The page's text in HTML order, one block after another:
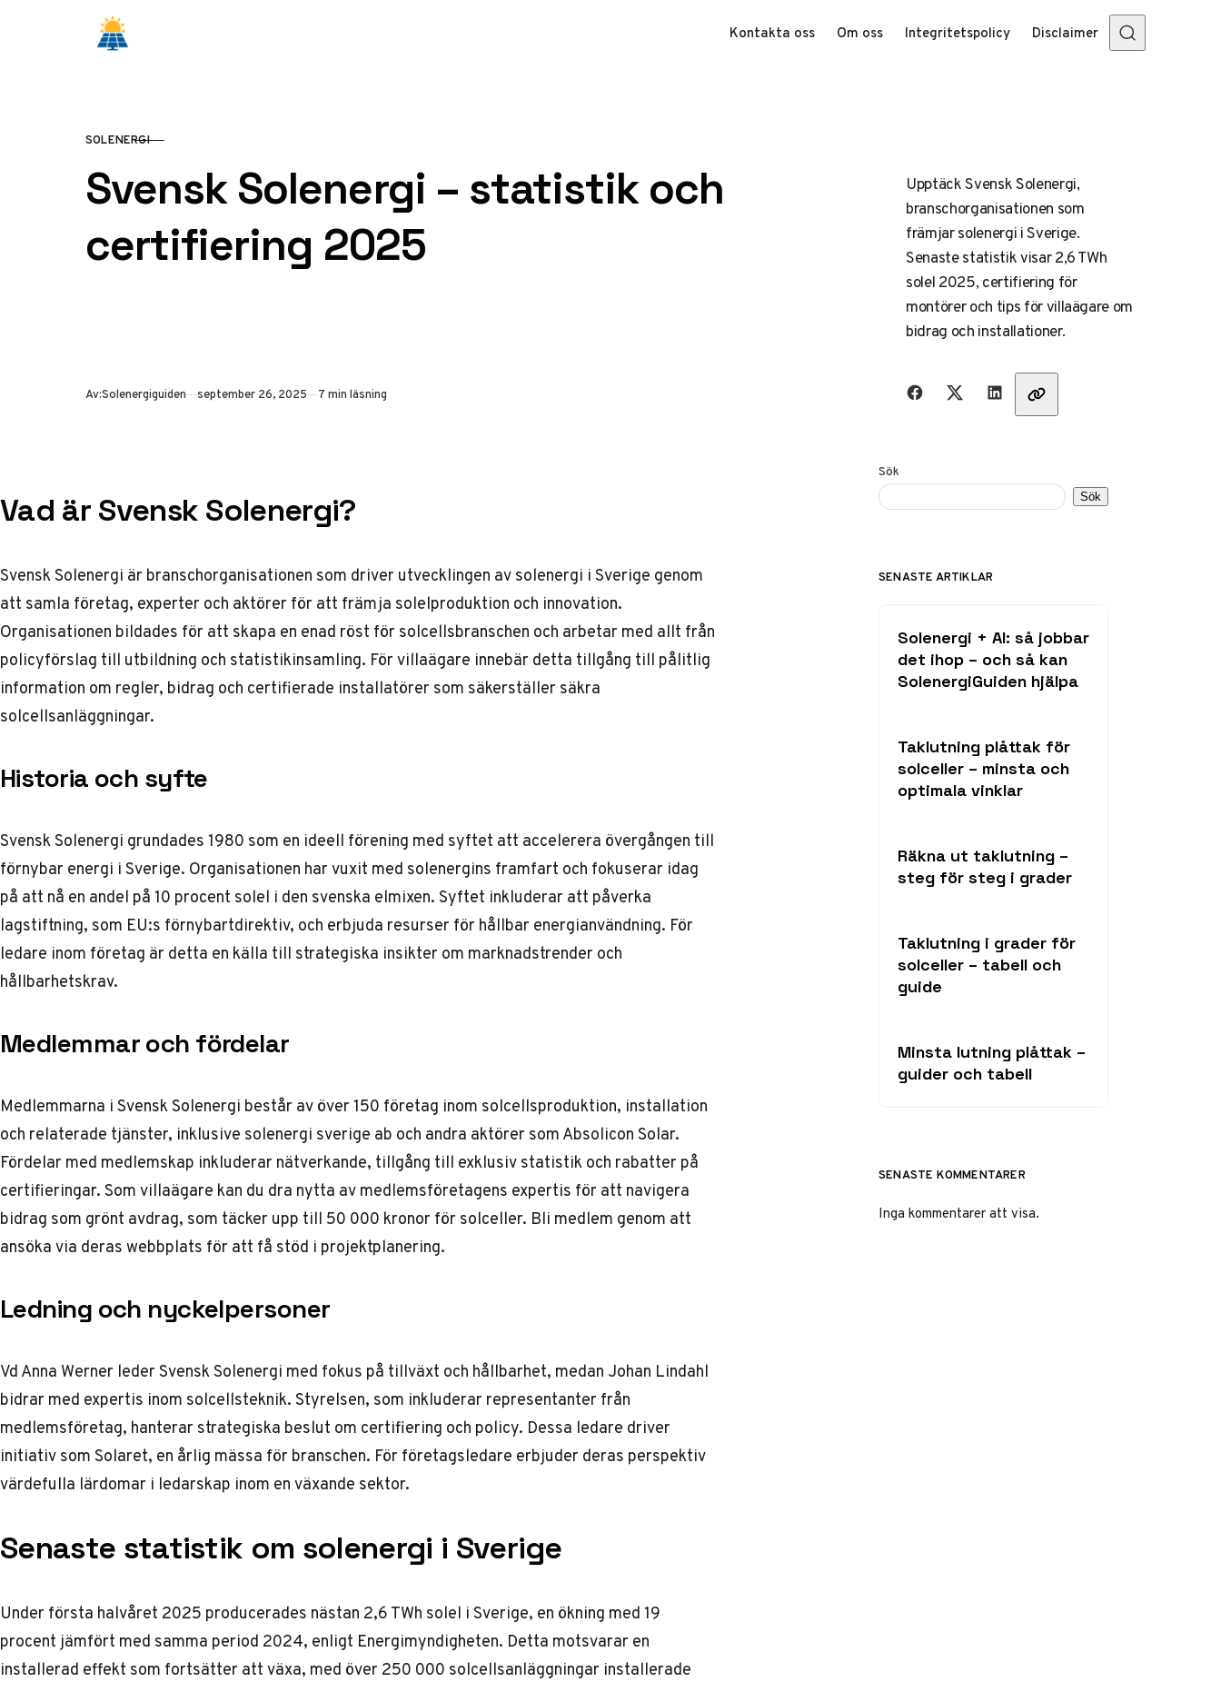
Hoppa till innehåll
Kontakta oss Om oss Integritetspolicy Disclaimer
KATEGORI
SOLENERGI
Svensk Solenergi – statistik och
certifiering 2025
Upptäck Svensk Solenergi,
branschorganisationen som
främjar solenergi i Sverige.
Senaste statistik visar 2,6 TWh
solel 2025, certifiering för
montörer och tips för villaägare om
bidrag och installationer.
Av:Solenergiguiden Publicerad
september 26, 2025 7 min läsning Dela med vänner
Vad är Svensk Solenergi?
Svensk Solenergi är branschorganisationen som driver utvecklingen av solenergi i Sverige genom
att samla företag, experter och aktörer för att främja solelproduktion och innovation.
Organisationen bildades för att skapa en enad röst för solcellsbranschen och arbetar med allt från
policyförslag till utbildning och statistikinsamling. För villaägare innebär detta tillgång till pålitlig
information om regler, bidrag och certifierade installatörer som säkerställer säkra
solcellsanläggningar.
Historia och syfte
Svensk Solenergi grundades 1980 som en ideell förening med syftet att accelerera övergången till
förnybar energi i Sverige. Organisationen har vuxit med solenergins framfart och fokuserar idag
på att nå en andel på 10 procent solel i den svenska elmixen. Syftet inkluderar att påverka
lagstiftning, som EU:s förnybartdirektiv, och erbjuda resurser för hållbar energianvändning. För
ledare inom företag är detta en källa till strategiska insikter om marknadstrender och
hållbarhetskrav.
Medlemmar och fördelar
Medlemmarna i Svensk Solenergi består av över 150 företag inom solcellsproduktion, installation
och relaterade tjänster, inklusive solenergi sverige ab och andra aktörer som Absolicon Solar.
Fördelar med medlemskap inkluderar nätverkande, tillgång till exklusiv statistik och rabatter på
certifieringar. Som villaägare kan du dra nytta av medlemsföretagens expertis för att navigera
bidrag som grönt avdrag, som täcker upp till 50 000 kronor för solceller. Bli medlem genom att
ansöka via deras webbplats för att få stöd i projektplanering.
Ledning och nyckelpersoner
Vd Anna Werner leder Svensk Solenergi med fokus på tillväxt och hållbarhet, medan Johan Lindahl
bidrar med expertis inom solcellsteknik. Styrelsen, som inkluderar representanter från
medlemsföretag, hanterar strategiska beslut om certifiering och policy. Dessa ledare driver
initiativ som Solaret, en årlig mässa för branschen. För företagsledare erbjuder deras perspektiv
värdefulla lärdomar i ledarskap inom en växande sektor.
Senaste statistik om solenergi i Sverige
Under första halvåret 2025 producerades nästan 2,6 TWh solel i Sverige, en ökning med 19
procent jämfört med samma period 2024, enligt Energimyndigheten. Detta motsvarar en
installerad effekt som fortsätter att växa, med över 250 000 solcellsanläggningar installerade
Sök
Sök
SENASTE ARTIKLAR
Solenergi + AI: så jobbar
det ihop – och så kan
SolenergiGuiden hjälpa
Taklutning plåttak för
solceller – minsta och
optimala vinklar
Räkna ut taklutning –
steg för steg i grader
Taklutning i grader för
solceller – tabell och
guide
Minsta lutning plåttak –
guider och tabell
SENASTE KOMMENTARER
Inga kommentarer att visa.